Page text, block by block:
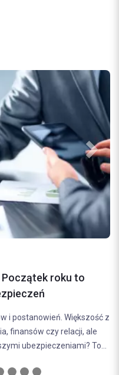
z
ale
To...
21/08/2024
Wybór
bezpieczeństwa na
(odpowiedzialności...
Next